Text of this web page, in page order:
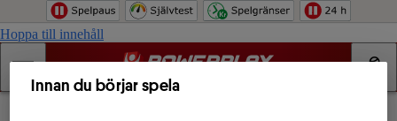
Hoppa till innehåll
Innan du börjar spela